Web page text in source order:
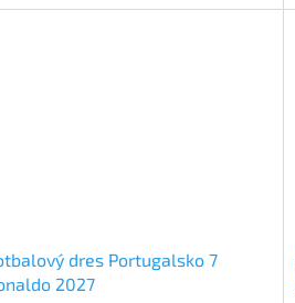
dres Portugalsko 7
2027